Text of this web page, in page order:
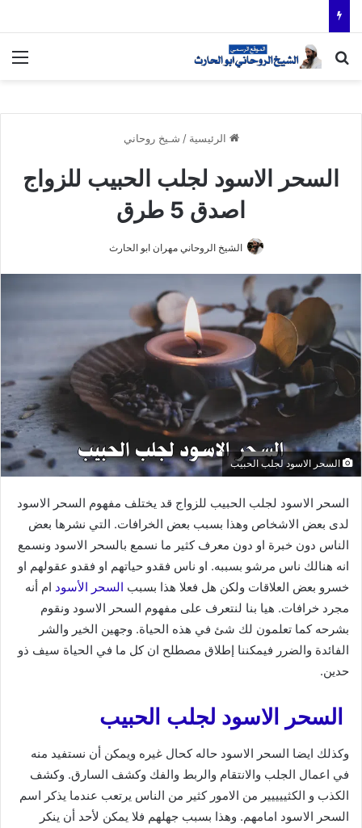
بحث عن
الرئيسية / شـيخ روحاني
السحر الاسود لجلب الحبيب للزواج
اصدق 5 طرق
الشيخ الروحاني مهران ابو الحارث
السحر الاسود لجلب الحبيب
السحر الاسود لجلب الحبيب للزواج قد يختلف مفهوم السحر الاسود
لدى بعض الاشخاص وهذا بسبب بعض الخرافات. التي نشرها بعض
الناس دون خبرة او دون معرف كثير ما نسمع بالسحر الاسود ونسمع
انه هنالك ناس مرشو بسببه. او ناس فقدو حياتهم او فقدو عقولهم او
خسرو بعض العلاقات ولكن هل فعلا هذا بسبب السحر الأسود ام أنه
مجرد خرافات. هيا بنا لنتعرف على مفهوم السحر الاسود ونقوم
بشرحه كما تعلمون لك شئ في هذه الحياة. وجهين الخير والشر
الفائدة والضرر فيمكننا إطلاق مصطلح ان كل ما في الحياة سيف ذو
حدين.
السحر الاسود لجلب الحبيب
وكذلك ايضا السحر الاسود حاله كحال غيره ويمكن أن نستفيد منه
في اعمال الجلب والانتقام والربط والفك وكشف السارق. وكشف
الكذب و الكثييييير من الامور كثير من الناس يرتعب عندما يذكر اسم
السحر الاسود امامهم. وهذا بسبب جهلهم فلا يمكن لأحد أن ينكر